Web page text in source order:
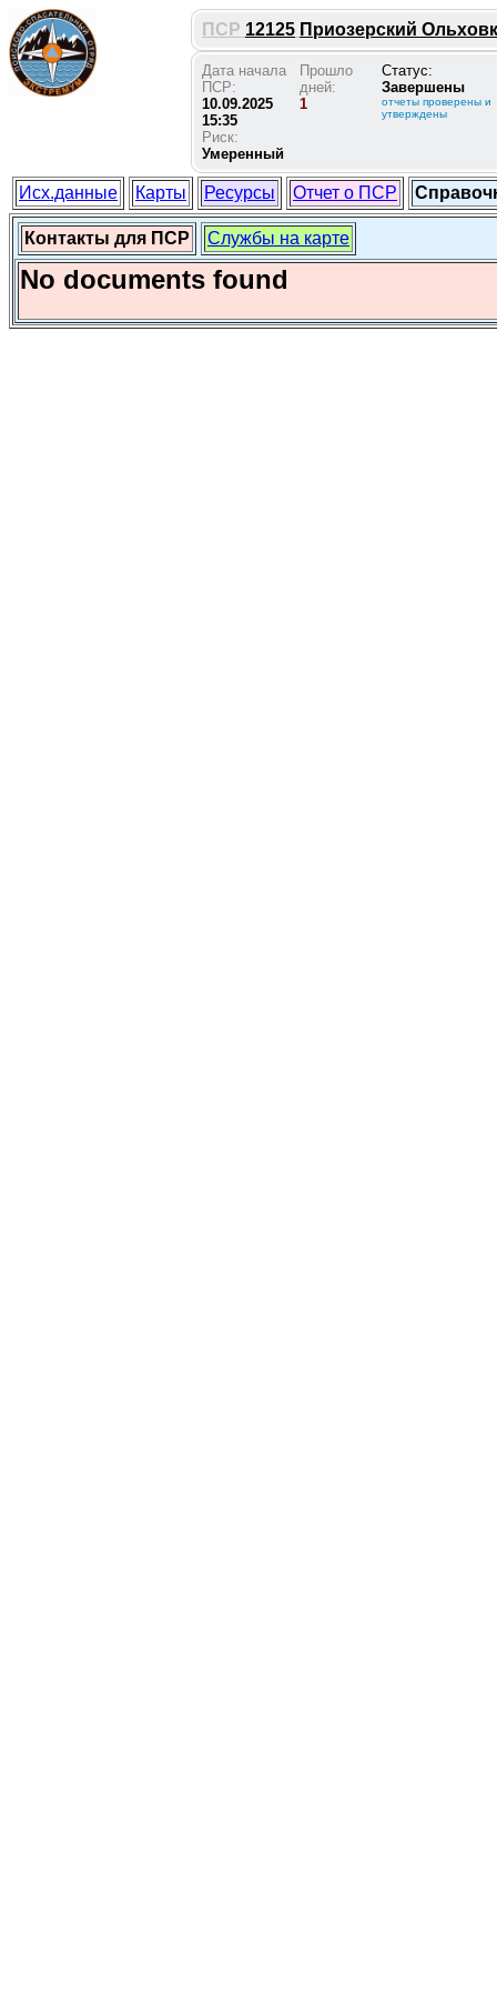
ПСР 12125 Приозерский
Дата начала
ПСР:
10.09.2025
15:35
Риск:
Умеренный
Прошло
дней:
1
Статус:
Завершены
отчеты проверены и
утверждены
Исх.данные Карты Ресурсы Отчет о ПСР
Контакты для ПСР Службы на карте
No documents found